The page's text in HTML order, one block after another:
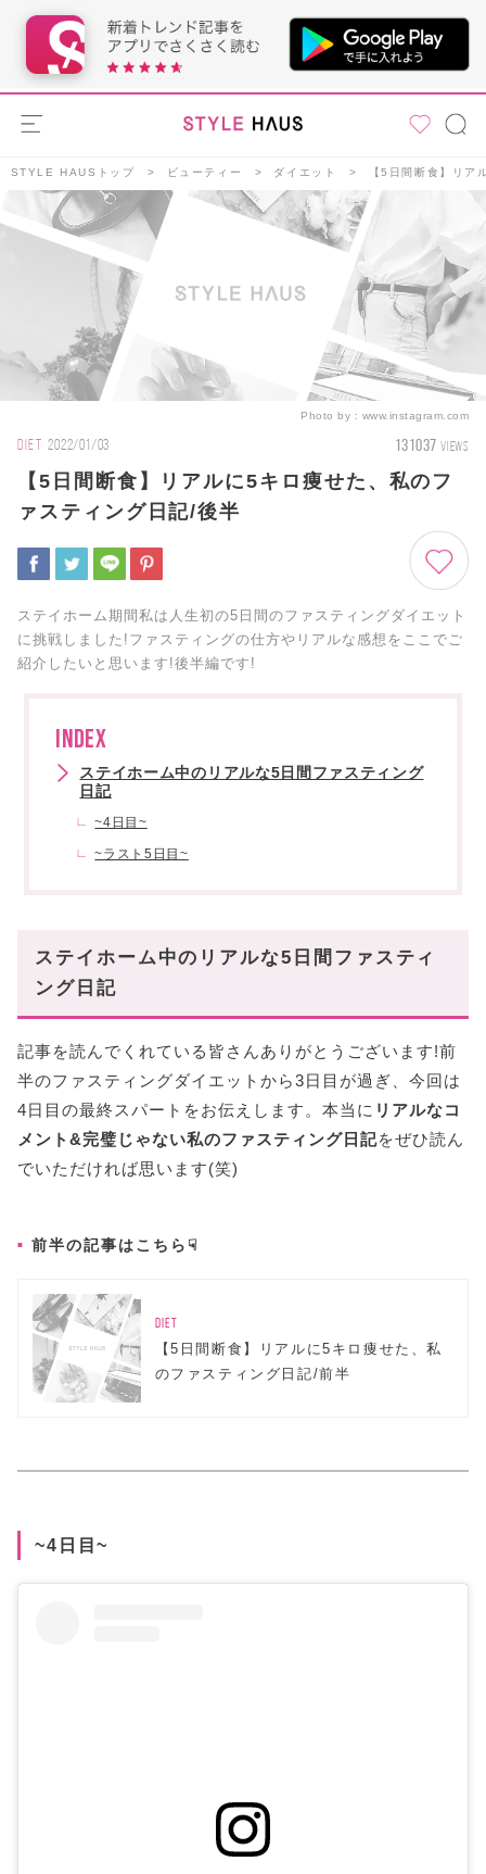
STYLE HAUSトップ ビューティー ダイエット 【5日間断食】リア
Photo by： www.instagram.com
DIET 2022/01/03 131037 VIEWS
【5日間断食】リアルに5キロ痩せた、私のフ
ァスティング日記/後半
ステイホーム期間私は人生初の5日間のファスティングダイエット
に挑戦しました!ファスティングの仕方やリアルな感想をここでご
紹介したいと思います!後半編です!
INDEX
ステイホーム中のリアルな5日間ファスティング
日記
~4日目~
~ラスト5日目~
ステイホーム中のリアルな5日間ファスティ
ング日記
記事を読んでくれている皆さんありがとうございます!前
半のファスティングダイエットから3日目が過ぎ、今回は
4日目の最終スパートをお伝えします。本当に リアルなコ
メント&完璧じゃない私のファスティング日記をぜひ読ん
でいただければ思います(笑)
前半の記事はこちら☟
DIET
【5日間断食】リアルに5キロ痩せた、私
のファスティング日記/前半
~4日目~